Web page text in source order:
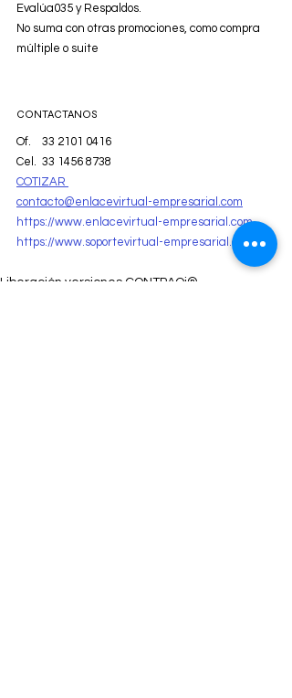
Evalúa035 y Respaldos.
No suma con otras promociones, como compra
múltiple o suite
CONTACTANOS
Of.    33 2101 0416
Cel.  33 1456 8738
COTIZAR
contacto@enlacevirtual-empresarial.com
https://www.enlacevirtual-empresarial.com
https://www.soportevirtual-empresarial.com
Liberación versiones CONTPAQi®